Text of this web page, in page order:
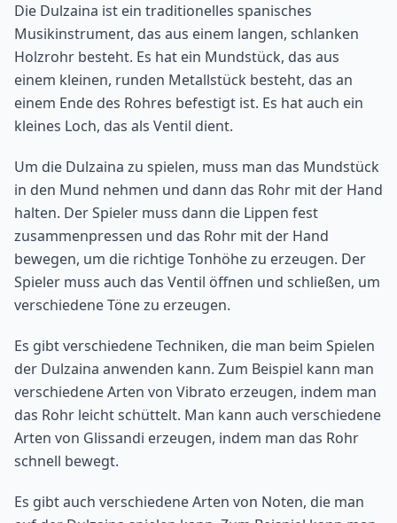
Die Dulzaina ist ein traditionelles spanisches
Musikinstrument, das aus einem langen, schlanken
Holzrohr besteht. Es hat ein Mundstück, das aus
einem kleinen, runden Metallstück besteht, das an
einem Ende des Rohres befestigt ist. Es hat auch ein
kleines Loch, das als Ventil dient.
Um die Dulzaina zu spielen, muss man das Mundstück
in den Mund nehmen und dann das Rohr mit der Hand
halten. Der Spieler muss dann die Lippen fest
zusammenpressen und das Rohr mit der Hand
bewegen, um die richtige Tonhöhe zu erzeugen. Der
Spieler muss auch das Ventil öffnen und schließen, um
verschiedene Töne zu erzeugen.
Es gibt verschiedene Techniken, die man beim Spielen
der Dulzaina anwenden kann. Zum Beispiel kann man
verschiedene Arten von Vibrato erzeugen, indem man
das Rohr leicht schüttelt. Man kann auch verschiedene
Arten von Glissandi erzeugen, indem man das Rohr
schnell bewegt.
Es gibt auch verschiedene Arten von Noten, die man